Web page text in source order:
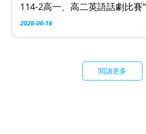
114-2高一、高二英語話劇比賽"
2026-06-16
閱讀更多